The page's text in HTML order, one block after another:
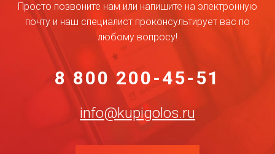
Просто позвоните нам или напишите на электронную
почту и наш специалист проконсультирует вас по
любому вопросу!
8 800 200-45-51
info@kupigolos.ru